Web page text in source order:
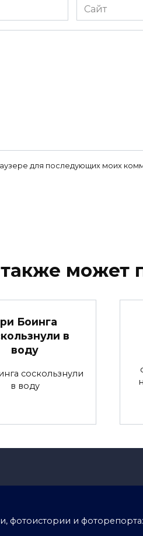
Сайт
для последующих моих
может
Боинга
в
воду
соскользнули
в воду
фотоистории и